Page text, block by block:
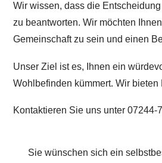
Wir wissen, dass die
zu beantworten. Wir möchten
Gemeinschaft zu sein und einen
Unser Ziel ist es, Ihnen ein
Wohlbefinden kümmert. Wir
Kontaktieren Sie uns unter
Sie wünschen sich ein